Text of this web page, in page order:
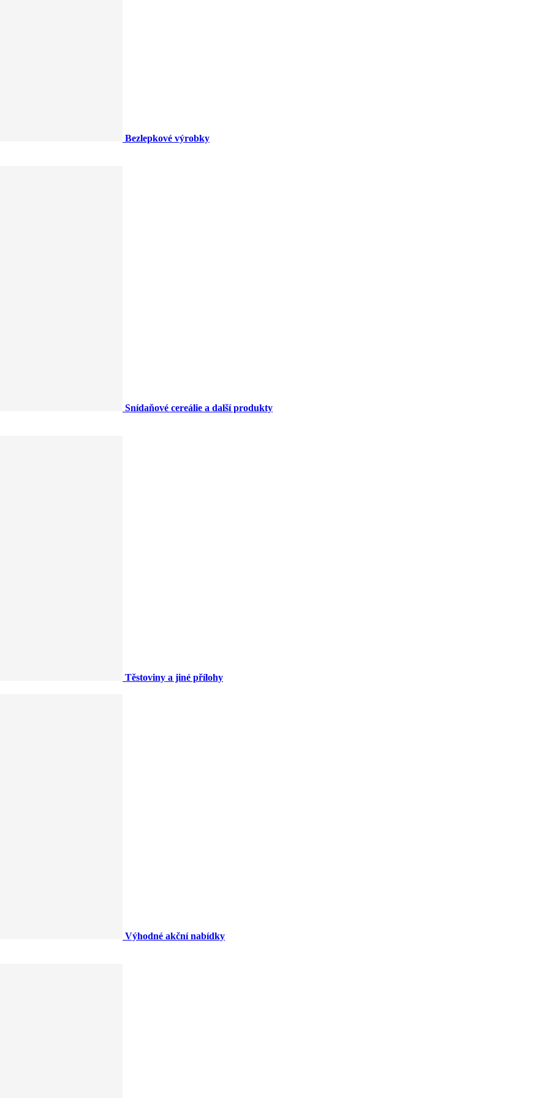
Bezlepkové výrobky
Snídaňové cereálie a další produkty
Těstoviny a jiné přílohy
Výhodné akční nabídky